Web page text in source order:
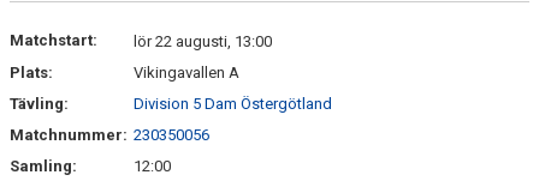
Matchstart:
lör 22 augusti, 13:00
Plats:
Vikingavallen A
Tävling:
Division 5 Dam Östergötland
Matchnummer: 230350056
Samling:
12:00